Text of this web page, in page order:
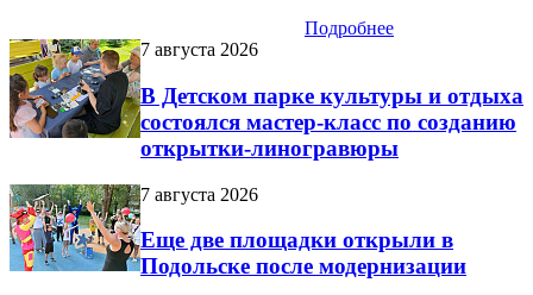
Подробнее
7 августа 2026
В Детском парке культуры и отдыха
состоялся мастер-класс по созданию
открытки-линогравюры
7 августа 2026
Еще две площадки открыли в
Подольске после модернизации